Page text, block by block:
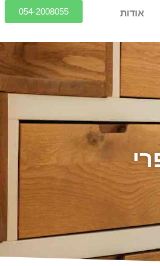
אודות 054-2008055